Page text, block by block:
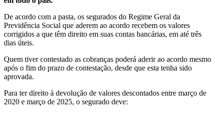
De acordo com a pasta, os segurados do Regime Geral da
Previdência Social que aderem ao acordo recebem os valores
corrigidos a que têm direito em suas contas bancárias, em até três
dias úteis.
Quem tiver contestado as cobranças poderá aderir ao acordo mesmo
após o fim do prazo de contestação, desde que esta tenha sido
aprovada.
Para ter direito à devolução de valores descontados entre março de
2020 e março de 2025, o segurado deve: